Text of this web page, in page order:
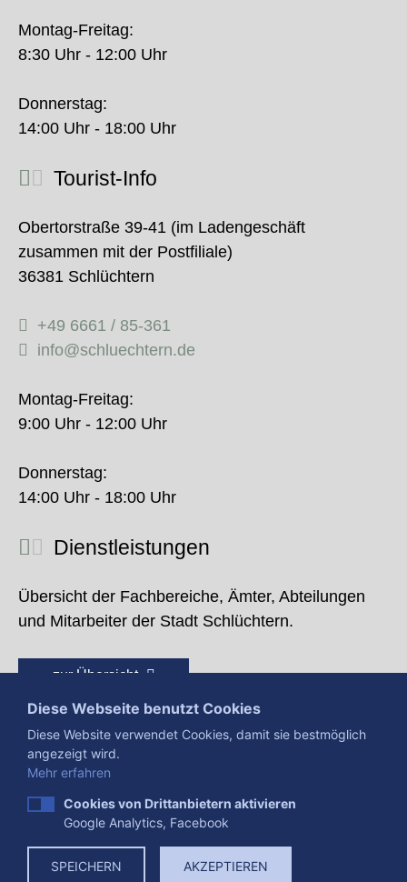
Montag-Freitag:
8:30 Uhr - 12:00 Uhr
Donnerstag:
14:00 Uhr - 18:00 Uhr
Tourist-Info
Obertorstraße 39-41 (im Ladengeschäft
zusammen mit der Postfiliale)
36381 Schlüchtern
+49 6661 / 85-361
info@schluechtern.de
Montag-Freitag:
9:00 Uhr - 12:00 Uhr
Donnerstag:
14:00 Uhr - 18:00 Uhr
Dienstleistungen
Übersicht der Fachbereiche, Ämter, Abteilungen
und Mitarbeiter der Stadt Schlüchtern.
zur Übersicht
Presse Impressum
Datenschutzerklärung
Datenverarbeitung
Cookies
Diese Webseite benutzt Cookies
Diese Website verwendet Cookies, damit sie bestmöglich
angezeigt wird.
Mehr erfahren
Cookies von Drittanbietern aktivieren
Google Analytics, Facebook
SPEICHERN AKZEPTIEREN